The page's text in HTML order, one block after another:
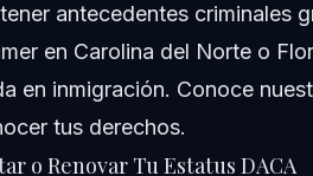
Referencias
antecedentes criminales
en Carolina del Norte o
en inmigración. Conoce
tus derechos.
o Renovar Tu Estatus DACA